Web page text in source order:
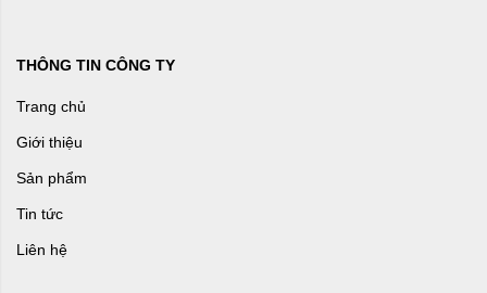
THÔNG TIN CÔNG TY
Trang chủ
Giới thiệu
Sản phẩm
Tin tức
Liên hệ